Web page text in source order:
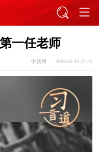
一任老师
中新网 2026-05-10 22:45